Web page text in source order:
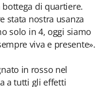
bottega di quartiere.
stata nostra usanza
solo in 4, oggi siamo
viva e presente».
in rosso nel
a tutti gli effetti